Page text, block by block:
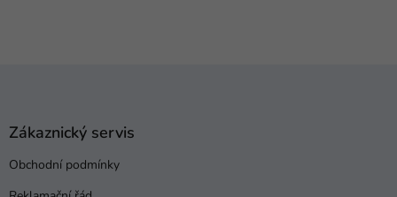
Zákaznický servis
Obchodní podmínky